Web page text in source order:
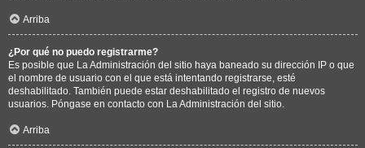
Arriba
¿Por qué no puedo registrarme?
Es posible que La Administración del sitio haya baneado su dirección IP o que
el nombre de usuario con el que está intentando registrarse, esté
deshabilitado. También puede estar deshabilitado el registro de nuevos
usuarios. Póngase en contacto con La Administración del sitio.
Arriba